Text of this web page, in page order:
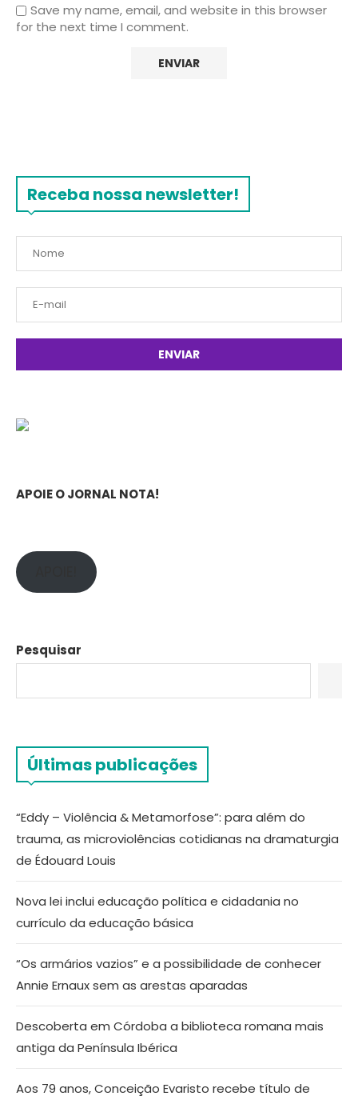
Save my name, email, and website in this browser
for the next time I comment.
Receba nossa newsletter!
APOIE O JORNAL NOTA!
Pesquisar
Últimas publicações
“Eddy – Violência & Metamorfose”: para além do
trauma, as microviolências cotidianas na dramaturgia
de Édouard Louis
Nova lei inclui educação política e cidadania no
currículo da educação básica
“Os armários vazios” e a possibilidade de conhecer
Annie Ernaux sem as arestas aparadas
Descoberta em Córdoba a biblioteca romana mais
antiga da Península Ibérica
Aos 79 anos, Conceição Evaristo recebe título de